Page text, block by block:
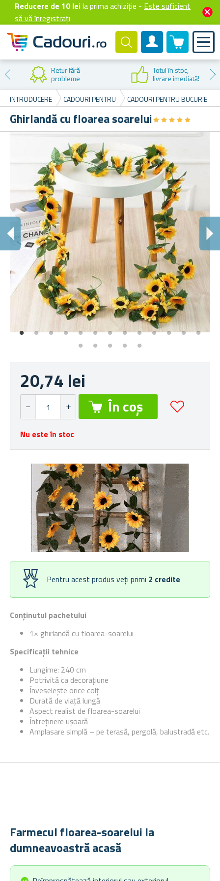
Reducere de 10 leila prima achiziție - Este suficient
să vă înregistrați
Cont client
0 produselor
Retur fără
probleme
Totul în stoc,
livrare imediată!
INTRODUCERE
CADOURI PENTRU CADOURI PENTRU BUCURIE
Ghirlandă cu floarea soarelui★★★★★
★★★★★
Conținutul pachetului
1× ghirlandă cu floarea-soarelui
Specificații tehnice
Lungime: 240 cm
Potrivită ca decorațiune
Înveselește orice colț
Durată de viață lungă
Aspect realist de floarea-soarelui
Întreținere ușoară
Amplasare simplă – pe terasă, pergolă, balustradă etc.
20,74 lei
Nu este în stoc
Pentru acest produs veți primi 2 credite
Farmecul floarea-soarelui la
dumneavoastră acasă